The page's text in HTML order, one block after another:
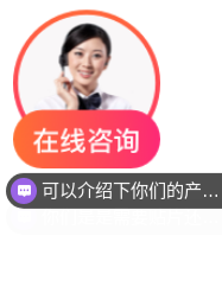
你们是是需要贴片还是插件灯珠呢？